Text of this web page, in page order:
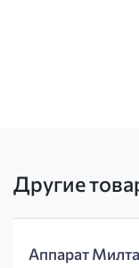
Другие
Аппарат